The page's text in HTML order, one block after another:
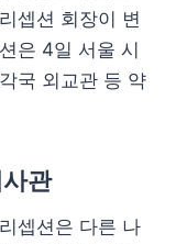
셉션 회장이 변
은 4일 서울 시
국 외교관 등 약
관
셉션은 다른 나